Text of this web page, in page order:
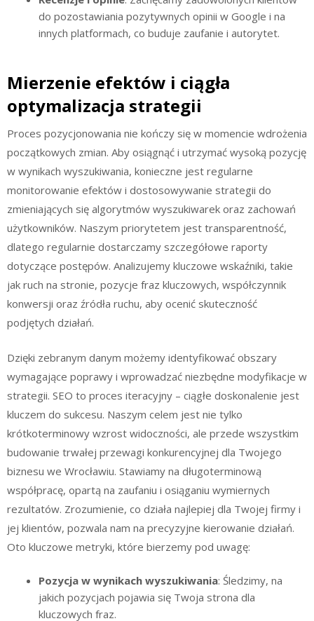
do pozostawiania pozytywnych opinii w Google i na
innych platformach, co buduje zaufanie i autorytet.
Mierzenie efektów i ciągła
optymalizacja strategii
Proces pozycjonowania nie kończy się w momencie wdrożenia
początkowych zmian. Aby osiągnąć i utrzymać wysoką pozycję
w wynikach wyszukiwania, konieczne jest regularne
monitorowanie efektów i dostosowywanie strategii do
zmieniających się algorytmów wyszukiwarek oraz zachowań
użytkowników. Naszym priorytetem jest transparentność,
dlatego regularnie dostarczamy szczegółowe raporty
dotyczące postępów. Analizujemy kluczowe wskaźniki, takie
jak ruch na stronie, pozycje fraz kluczowych, współczynnik
konwersji oraz źródła ruchu, aby ocenić skuteczność
podjętych działań.
Dzięki zebranym danym możemy identyfikować obszary
wymagające poprawy i wprowadzać niezbędne modyfikacje w
strategii. SEO to proces iteracyjny – ciągłe doskonalenie jest
kluczem do sukcesu. Naszym celem jest nie tylko
krótkoterminowy wzrost widoczności, ale przede wszystkim
budowanie trwałej przewagi konkurencyjnej dla Twojego
biznesu we Wrocławiu. Stawiamy na długoterminową
współpracę, opartą na zaufaniu i osiąganiu wymiernych
rezultatów. Zrozumienie, co działa najlepiej dla Twojej firmy i
jej klientów, pozwala nam na precyzyjne kierowanie działań.
Oto kluczowe metryki, które bierzemy pod uwagę:
Pozycja w wynikach wyszukiwania: Śledzimy, na
jakich pozycjach pojawia się Twoja strona dla
kluczowych fraz.